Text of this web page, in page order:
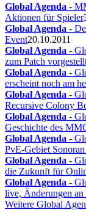
Global Agenda -
Aktionen für Spieler
Global Agenda -
Event20.10.2011
Global Agenda -
zum Patch
Global Agenda -
erscheint noch am
Global Agenda -
Recursive Colony
Global Agenda -
Geschichte des
Global Agenda -
PvE-Gebiet
Global Agenda -
die Zukunft für
Global Agenda -
live, Änderungen
Weitere Global